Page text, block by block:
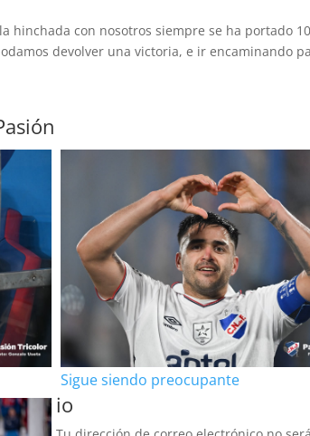
hinchada con nosotros siempre se ha portado
devolver una victoria, e ir encaminando
Sigue siendo preocupante
io